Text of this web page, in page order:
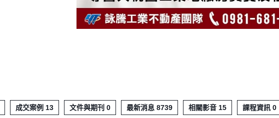
成交案例 13 文件與期刊 0 最新消息 8739 相關影音 15 課程資訊 0